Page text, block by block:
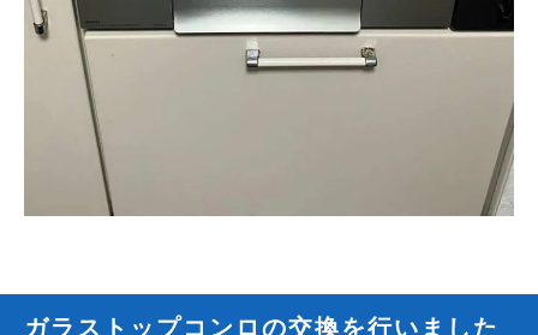
ガラストップコンロの交換を行いました